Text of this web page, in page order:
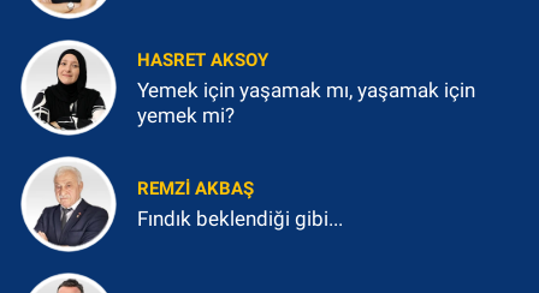
HASRET AKSOY
Yemek için yaşamak mı, yaşamak için
yemek mi?
REMZI AKBAŞ
Fındık beklendiği gibi...